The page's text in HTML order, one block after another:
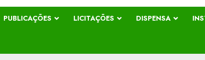
PUBLICAÇÕES LICITAÇÕES DISPENSA